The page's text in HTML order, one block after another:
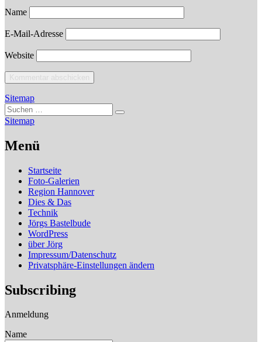
Name
E-Mail-Adresse
Website
Sitemap
Suchen
nach:
Suchen
Sitemap
Menü
Startseite
Foto-Galerien
Region Hannover
Dies & Das
Technik
Jörgs Bastelbude
WordPress
über Jörg
Impressum/Datenschutz
Privatsphäre-Einstellungen ändern
Subscribing
Anmeldung
Name